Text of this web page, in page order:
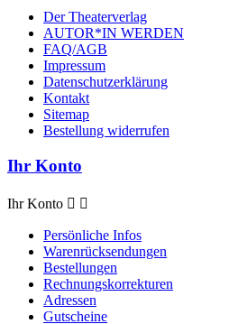
Der Theaterverlag
AUTOR*IN WERDEN
FAQ/AGB
Impressum
Datenschutzerklärung
Kontakt
Sitemap
Bestellung widerrufen
Ihr Konto
Ihr Konto  
Persönliche Infos
Warenrücksendungen
Bestellungen
Rechnungskorrekturen
Adressen
Gutscheine